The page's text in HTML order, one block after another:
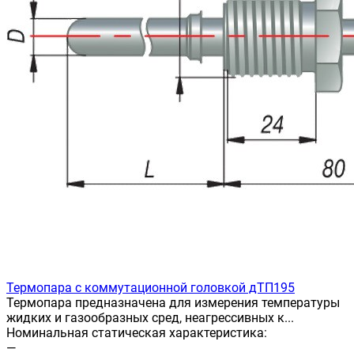
Термопара с коммутационной головкой дТП195
Термопара предназначена для измерения температуры
жидких и газообразных сред, неагрессивных к...
Номинальная статическая характеристика: